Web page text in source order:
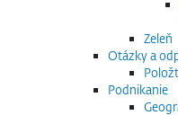
Zeleň
Otázky a
Podnikanie